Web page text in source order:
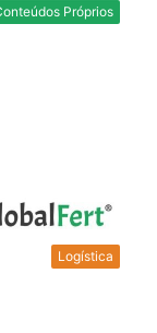
Próprios
Logística